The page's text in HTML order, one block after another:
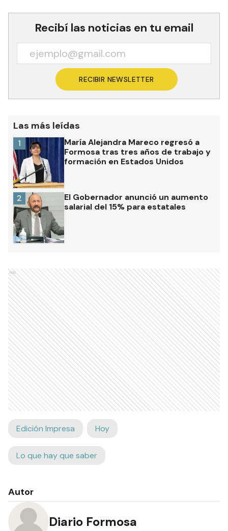
Recibí las noticias en tu email
RECIBIR NEWSLETTER
Las más leídas
María Alejandra Mareco regresó a
Formosa tras tres años de trabajo y
formación en Estados Unidos
1
El Gobernador anunció un aumento
salarial del 15% para estatales
2
Ads
Edición Impresa Hoy
Lo que hay que saber
Autor
Diario Formosa